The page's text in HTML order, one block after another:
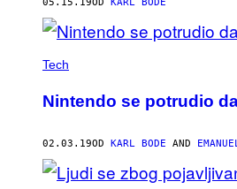
05.15.19OD KARL BODE
Tech
Nintendo se potrudio
02.03.19OD KARL BODE AND